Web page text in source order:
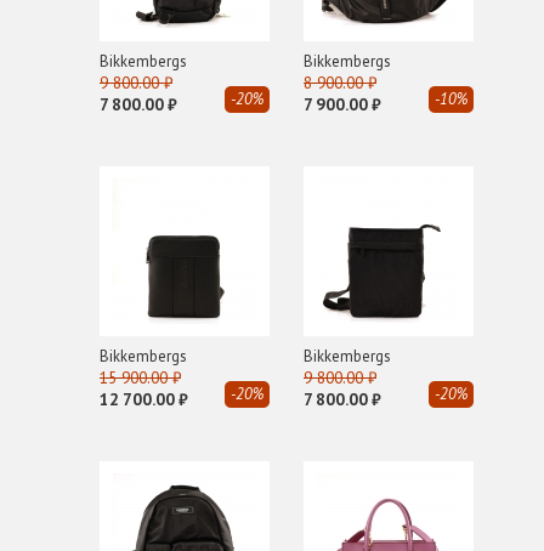
STUART WEITZMAN
TIME TO CASHMERE
Bikkembergs
9 800.00 ₽
7 800.00 ₽
-20%
Bikkembergs
8 900.00 ₽
7 900.00 ₽
-10%
Bikkembergs
15 900.00 ₽
12 700.00 ₽
-20%
Bikkembergs
9 800.00 ₽
7 800.00 ₽
-20%